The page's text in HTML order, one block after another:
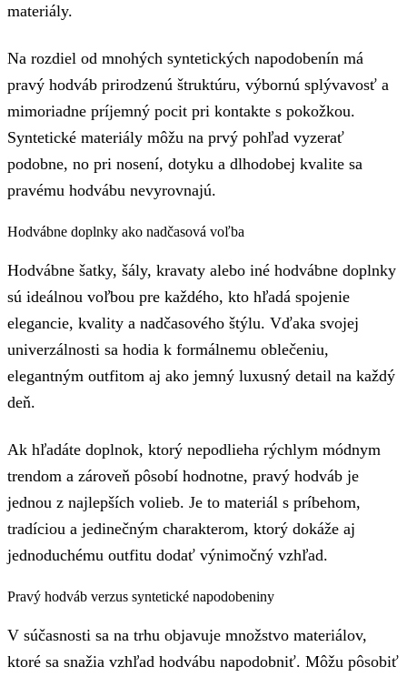
materiály.
Na rozdiel od mnohých syntetických napodobenín má
pravý hodváb prirodzenú štruktúru, výbornú splývavosť a
mimoriadne príjemný pocit pri kontakte s pokožkou.
Syntetické materiály môžu na prvý pohľad vyzerať
podobne, no pri nosení, dotyku a dlhodobej kvalite sa
pravému hodvábu nevyrovnajú.
Hodvábne doplnky ako nadčasová voľba
Hodvábne šatky, šály, kravaty alebo iné hodvábne doplnky
sú ideálnou voľbou pre každého, kto hľadá spojenie
elegancie, kvality a nadčasového štýlu. Vďaka svojej
univerzálnosti sa hodia k formálnemu oblečeniu,
elegantným outfitom aj ako jemný luxusný detail na každý
deň.
Ak hľadáte doplnok, ktorý nepodlieha rýchlym módnym
trendom a zároveň pôsobí hodnotne, pravý hodváb je
jednou z najlepších volieb. Je to materiál s príbehom,
tradíciou a jedinečným charakterom, ktorý dokáže aj
jednoduchému outfitu dodať výnimočný vzhľad.
Pravý hodváb verzus syntetické napodobeniny
V súčasnosti sa na trhu objavuje množstvo materiálov,
ktoré sa snažia vzhľad hodvábu napodobniť. Môžu pôsobiť